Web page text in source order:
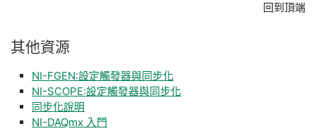
回到頂端
其他資源
NI-FGEN:設定觸發器與同步化
NI-SCOPE:設定觸發器與同步化
同步化說明
NI-DAQmx 入門